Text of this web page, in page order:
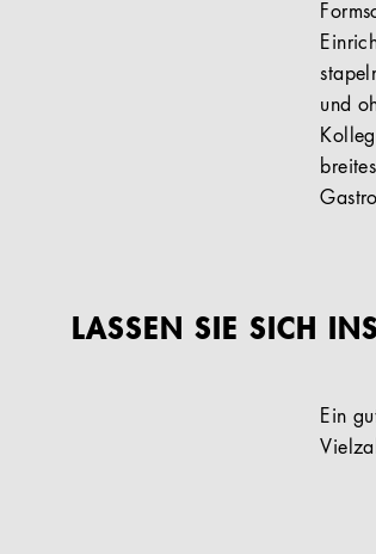
und
LASSEN SIE SICH
Ein